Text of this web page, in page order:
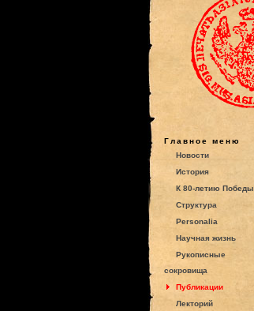
Главное меню
Новости
История
К 80-летию Победы
Структура
Personalia
Научная жизнь
Рукописные
сокровища
Публикации
Лекторий